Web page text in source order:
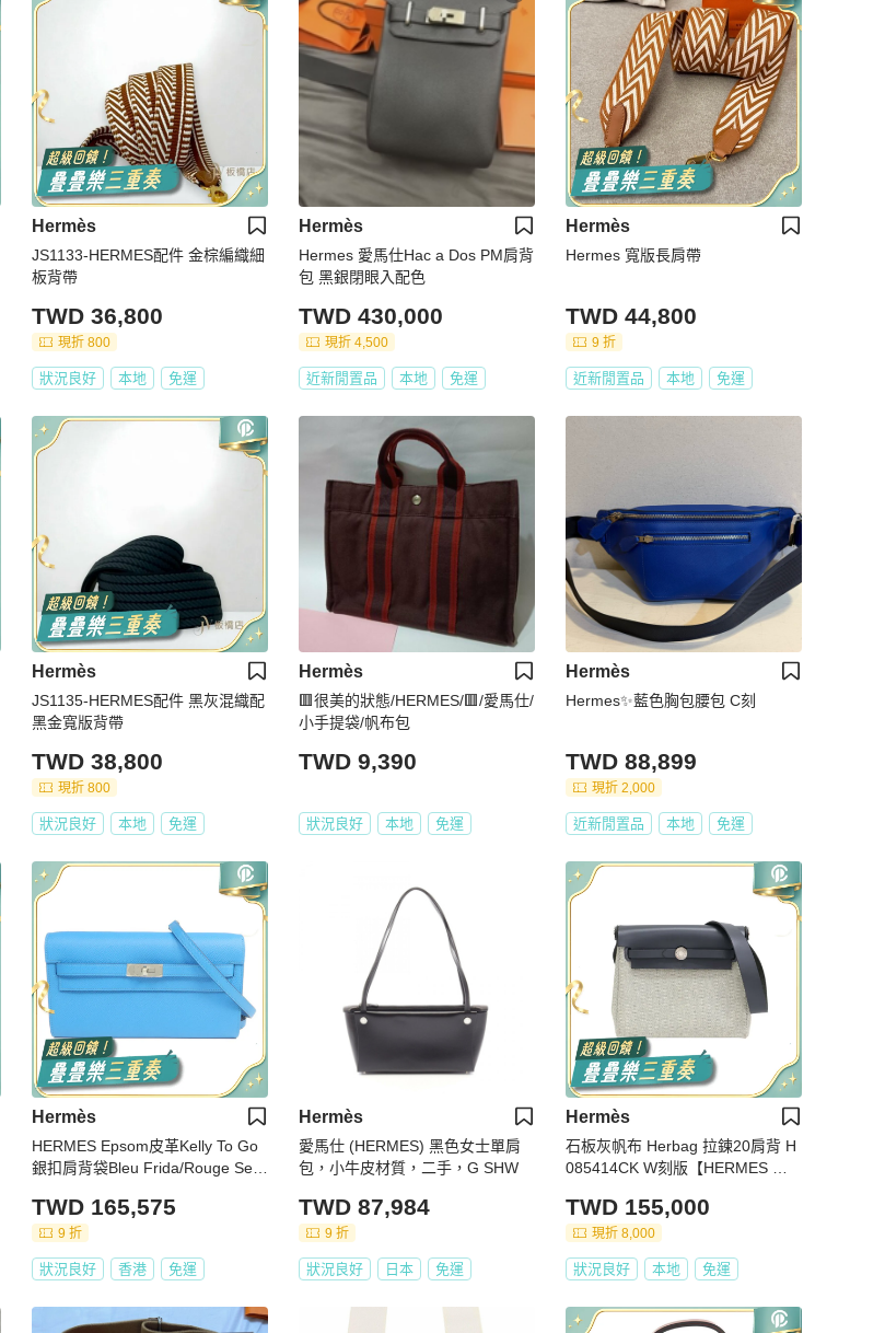
Hermès
JS1133-HERMES配件 金棕編織細
板背帶
TWD 36,800
現折 800
狀況良好 本地 免運
Hermès
Hermes 愛馬仕Hac a Dos PM肩背
包 黑銀閉眼入配色
TWD 430,000
現折 4,500
近新閒置品 本地 免運
Hermès
Hermes 寬版長肩帶
TWD 44,800
9 折
近新閒置品 本地 免運
Hermès
JS1135-HERMES配件 黑灰混織配
黑金寬版背帶
TWD 38,800
現折 800
狀況良好 本地 免運
Hermès
🟥很美的狀態/HERMES/🟥/愛馬仕/
小手提袋/帆布包
TWD 9,390
狀況良好 本地 免運
Hermès
Hermes✨藍色胸包腰包 C刻
TWD 88,899
現折 2,000
近新閒置品 本地 免運
Hermès
HERMES Epsom皮革Kelly To Go
銀扣肩背袋Bleu Frida/Rouge Selli
TWD 165,575
9 折
狀況良好 香港 免運
Hermès
愛馬仕 (HERMES) 黑色女士單肩
包，小牛皮材質，二手，G SHW
TWD 87,984
9 折
狀況良好 日本 免運
Hermès
石板灰帆布 Herbag 拉鍊20肩背 H
085414CK W刻版【HERMES 愛
TWD 155,000
現折 8,000
狀況良好 本地 免運